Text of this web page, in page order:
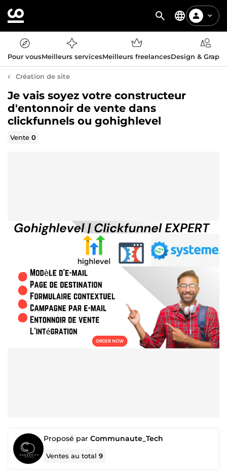
Pour vousMeilleurs servicesMeilleurs freelancesDesign &
Création de site
Je vais soyez votre constructeur
d'entonnoir de vente dans
clickfunnels ou gohighlevel
Vente0
Proposé par Communaute_Tech
Ventes au total9